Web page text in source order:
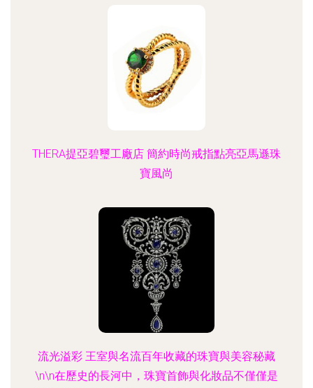
THERA提亞碧璽工廠店 簡約時尚戒指點亮亞馬遜珠
寶風尚
流光溢彩 王室與名流百年收藏的珠寶與美容秘藏
\n\n在歷史的長河中，珠寶首飾與化妝品不僅僅是